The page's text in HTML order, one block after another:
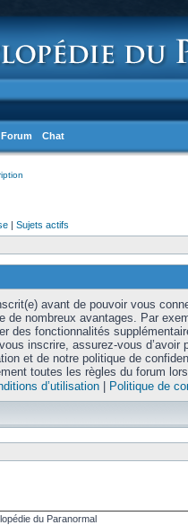
Forum Chat
| Sujets actifs
avant de pouvoir vous
de nombreux avantages. Par
des fonctionnalités
inscrire, assurez-vous d’avoir
et de notre politique de
toutes les règles du forum
d’utilisation| Politique de
du Paranormal